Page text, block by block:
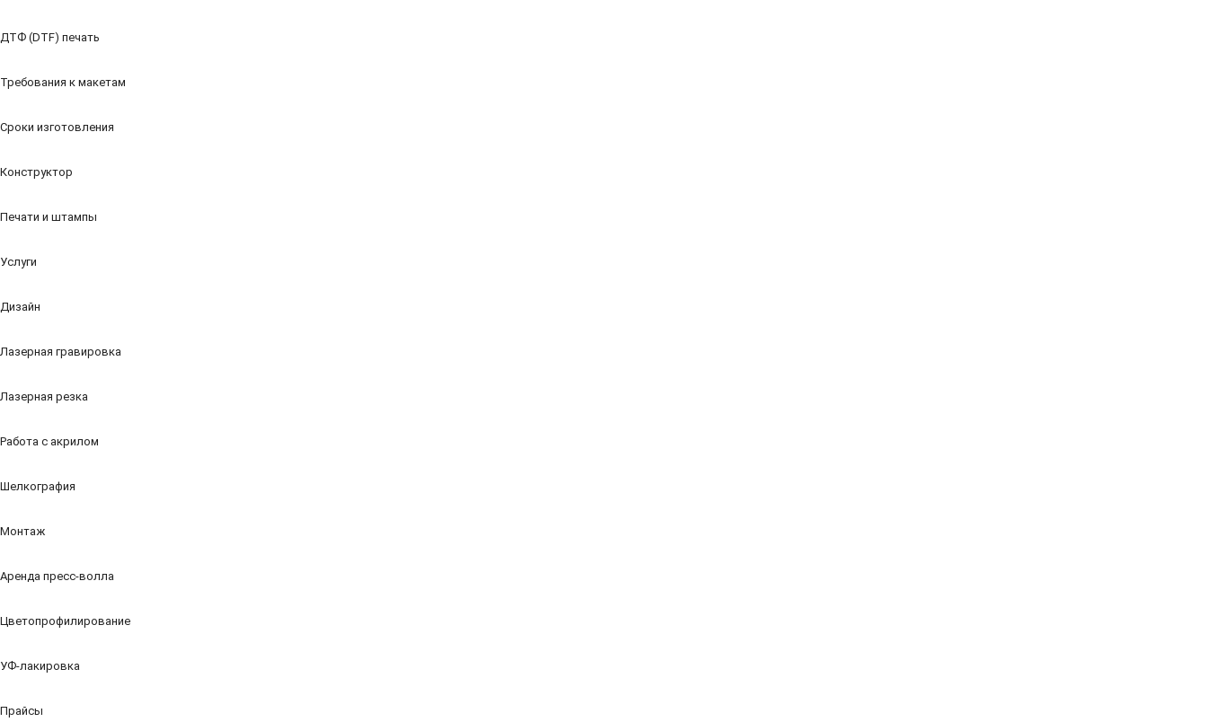
ДТФ (DTF) печать
Требования к макетам
Сроки изготовления
Конструктор
Печати и штампы
Услуги
Дизайн
Лазерная гравировка
Лазерная резка
Работа с акрилом
Шелкография
Монтаж
Аренда пресс-волла
Цветопрофилирование
УФ-лакировка
Прайсы